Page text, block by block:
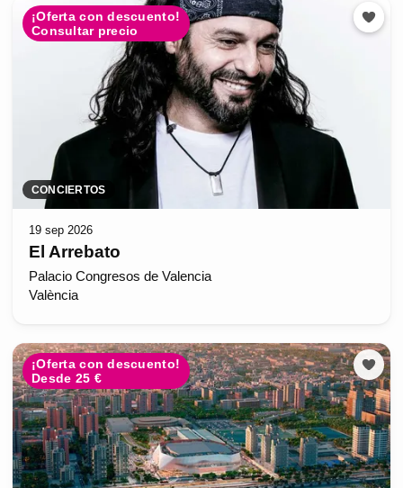
¡Oferta con descuento!
Consultar precio
CONCIERTOS
19 sep 2026
El Arrebato
Palacio Congresos de Valencia
València
¡Oferta con descuento!
Desde 25 €